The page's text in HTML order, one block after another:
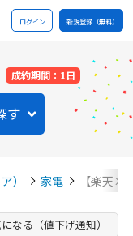
ログイン 新規登録（無料）
成約期間：1日
す
） 家電 【楽天
なる（値下げ通知）